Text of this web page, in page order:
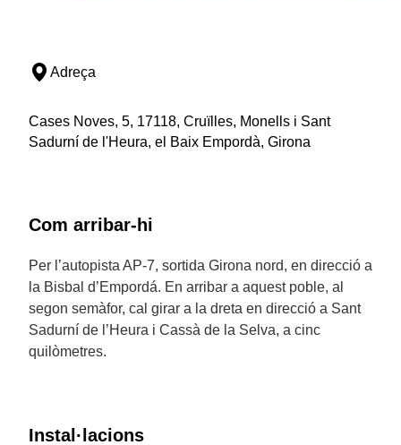
Adreça
Cases Noves, 5, 17118, Cruïlles, Monells i Sant
Sadurní de l'Heura, el Baix Empordà, Girona
Com arribar-hi
Per l’autopista AP-7, sortida Girona nord, en direcció a
la Bisbal d’Empordá. En arribar a aquest poble, al
segon semàfor, cal girar a la dreta en direcció a Sant
Sadurní de l’Heura i Cassà de la Selva, a cinc
quilòmetres.
Instal·lacions